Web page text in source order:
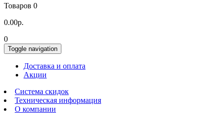
Товаров 0
0.00р.
0
Toggle navigation
Доставка и оплата
Акции
Система скидок
Техническая информация
О компании